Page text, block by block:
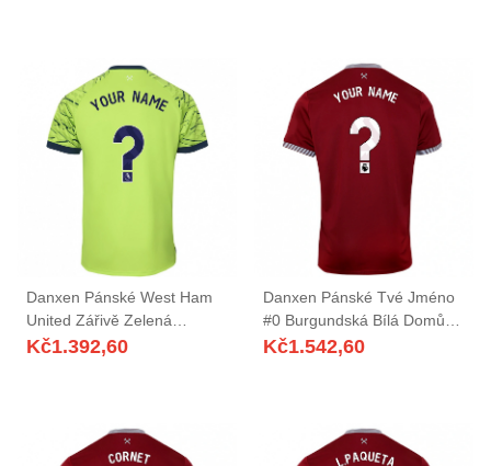
Danxen Pánské West Ham
United Zářivě Zelená
Brankář Dresy 2025/26 Dres
Kč1.392,60
Danxen Pánské Tvé Jméno
#0 Burgundská Bílá Domů
Hráčské Dresy 2025/26 Dres
Kč1.542,60